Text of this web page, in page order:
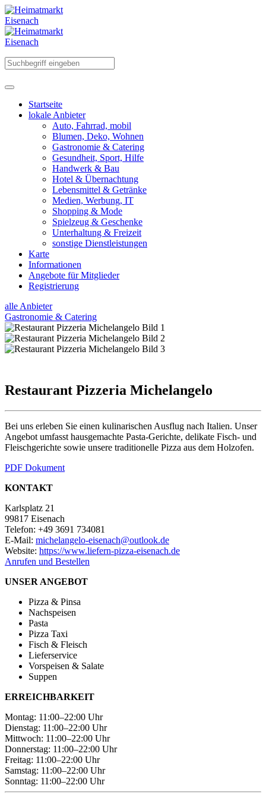
Startseite
lokale Anbieter
Auto, Fahrrad, mobil
Blumen, Deko, Wohnen
Gastronomie & Catering
Gesundheit, Sport, Hilfe
Handwerk & Bau
Hotel & Übernachtung
Lebensmittel & Getränke
Medien, Werbung, IT
Shopping & Mode
Spielzeug & Geschenke
Unterhaltung & Freizeit
sonstige Dienstleistungen
Karte
Informationen
Angebote für Mitglieder
Registrierung
alle Anbieter
Gastronomie & Catering
Restaurant Pizzeria Michelangelo
Bei uns erleben Sie einen kulinarischen Ausflug nach Italien. Unser
Angebot umfasst hausgemachte Pasta-Gerichte, delikate Fisch- und
Fleischgerichte sowie unsere traditionelle Pizza aus dem Holzofen.
PDF Dokument
KONTAKT
Karlsplatz 21
99817 Eisenach
Telefon: +49 3691 734081
E-Mail: michelangelo-eisenach@outlook.de
Website: https://www.liefern-pizza-eisenach.de
Anrufen und Bestellen
UNSER ANGEBOT
Pizza & Pinsa
Nachspeisen
Pasta
Pizza Taxi
Fisch & Fleisch
Lieferservice
Vorspeisen & Salate
Suppen
ERREICHBARKEIT
Montag: 11:00–22:00 Uhr
Dienstag: 11:00–22:00 Uhr
Mittwoch: 11:00–22:00 Uhr
Donnerstag: 11:00–22:00 Uhr
Freitag: 11:00–22:00 Uhr
Samstag: 11:00–22:00 Uhr
Sonntag: 11:00–22:00 Uhr